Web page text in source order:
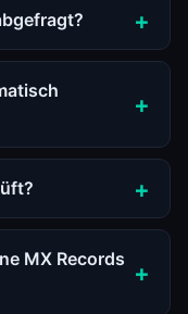
MX Records